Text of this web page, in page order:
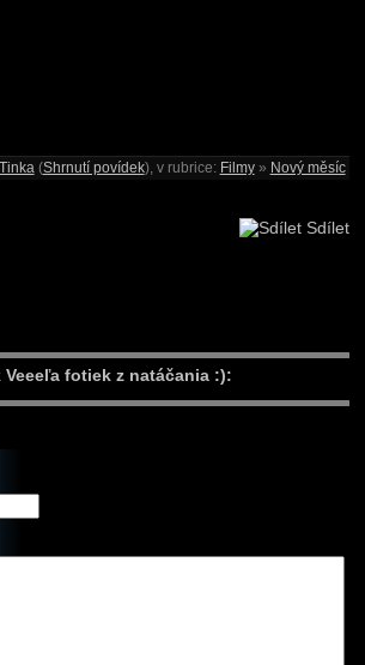
Tinka(Shrnutí povídek), v rubrice: Filmy» Nový měsíc
Sdílet
fotiek z natáčania :):